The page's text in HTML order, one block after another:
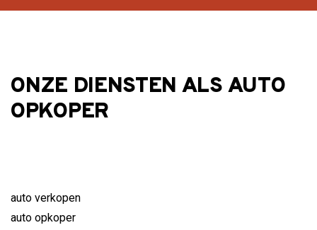
ONZE DIENSTEN ALS AUTO
OPKOPER
auto verkopen
auto opkoper